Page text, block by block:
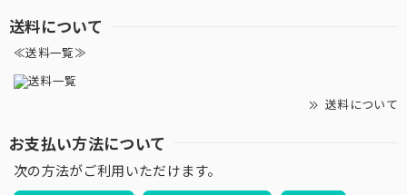
送料について
≪送料一覧≫
送料について
お支払い方法について
次の方法がご利用いただけます。